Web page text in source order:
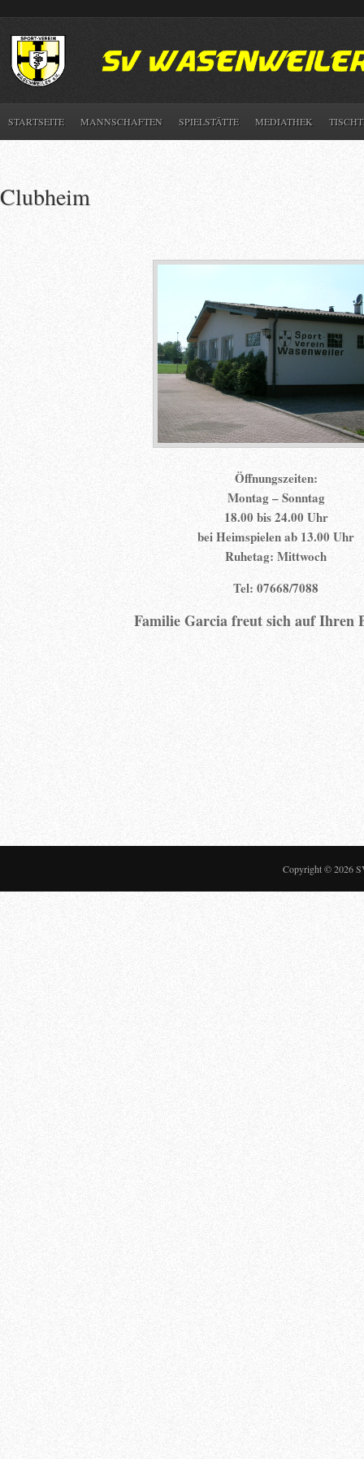
STARTSEITE MANNSCHAFTEN SPIELSTÄTTE MEDIATHEK
Clubheim
Öffnungszeiten:
Montag – Sonntag
18.00 bis 24.00 Uhr
bei Heimspielen ab 13.00 Uhr
Ruhetag: Mittwoch
Tel: 07668/7088
Familie Garcia freut sich auf Ihren
Copyright © 2026